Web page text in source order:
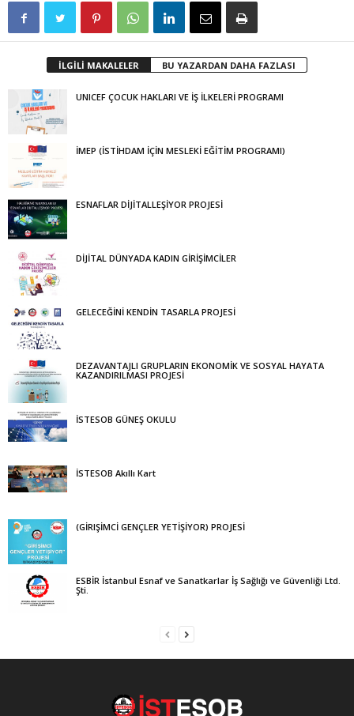
İLGİLİ MAKALELER BU YAZARDAN DAHA FAZLASI
UNICEF ÇOCUK HAKLARI VE İŞ İLKELERİ PROGRAMI
İMEP (İSTİHDAM İÇİN MESLEKİ EĞİTİM PROGRAMI)
ESNAFLAR DİJİTALLEŞİYOR PROJESİ
DİJİTAL DÜNYADA KADIN GİRİŞİMCİLER
GELECEĞİNİ KENDİN TASARLA PROJESİ
DEZAVANTAJLI GRUPLARIN EKONOMİK VE SOSYAL HAYATA
KAZANDIRILMASI PROJESİ
İSTESOB GÜNEŞ OKULU
İSTESOB Akıllı Kart
(GİRIŞİMCİ GENÇLER YETİŞİYOR) PROJESİ
ESBİR İstanbul Esnaf ve Sanatkarlar İş Sağlığı ve Güvenliği Ltd.
Şti.